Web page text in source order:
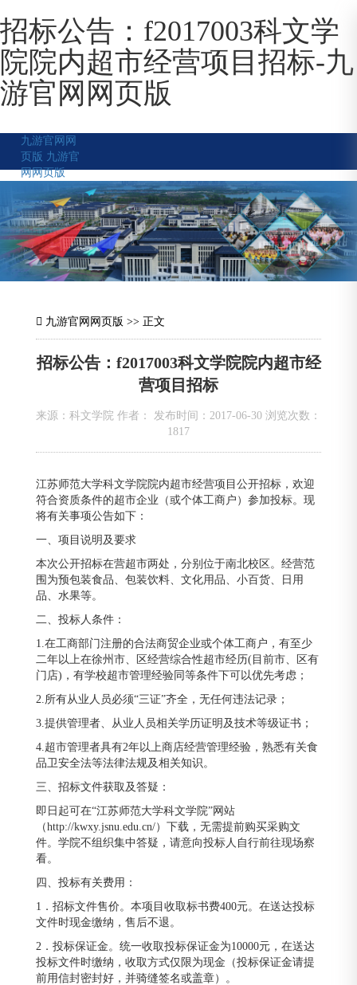
招标公告：f2017003科文学
院院内超市经营项目招标-九
游官网网页版
九游官网网
页版 九游官
网网页版
九游官网网页版 >> 正文
招标公告：f2017003科文学院院内超市经
营项目招标
来源：科文学院 作者： 发布时间：2017-06-30 浏览次数：
1817
江苏师范大学科文学院院内超市经营项目公开招标，欢迎
符合资质条件的超市企业（或个体工商户）参加投标。现
将有关事项公告如下：
一、项目说明及要求
本次公开招标在营超市两处，分别位于南北校区。经营范
围为预包装食品、包装饮料、文化用品、小百货、日用
品、水果等。
二、投标人条件：
1.在工商部门注册的合法商贸企业或个体工商户，有至少
二年以上在徐州市、区经营综合性超市经历(目前市、区有
门店)，有学校超市管理经验同等条件下可以优先考虑；
2.所有从业人员必须“三证”齐全，无任何违法记录；
3.提供管理者、从业人员相关学历证明及技术等级证书；
4.超市管理者具有2年以上商店经营管理经验，熟悉有关食
品卫安全法等法律法规及相关知识。
三、招标文件获取及答疑：
即日起可在“江苏师范大学科文学院”网站
（http://kwxy.jsnu.edu.cn/）下载，无需提前购买采购文
件。学院不组织集中答疑，请意向投标人自行前往现场察
看。
四、投标有关费用：
1．招标文件售价。本项目收取标书费400元。在送达投标
文件时现金缴纳，售后不退。
2．投标保证金。统一收取投标保证金为10000元，在送达
投标文件时缴纳，收取方式仅限为现金（投标保证金请提
前用信封密封好，并骑缝签名或盖章）。